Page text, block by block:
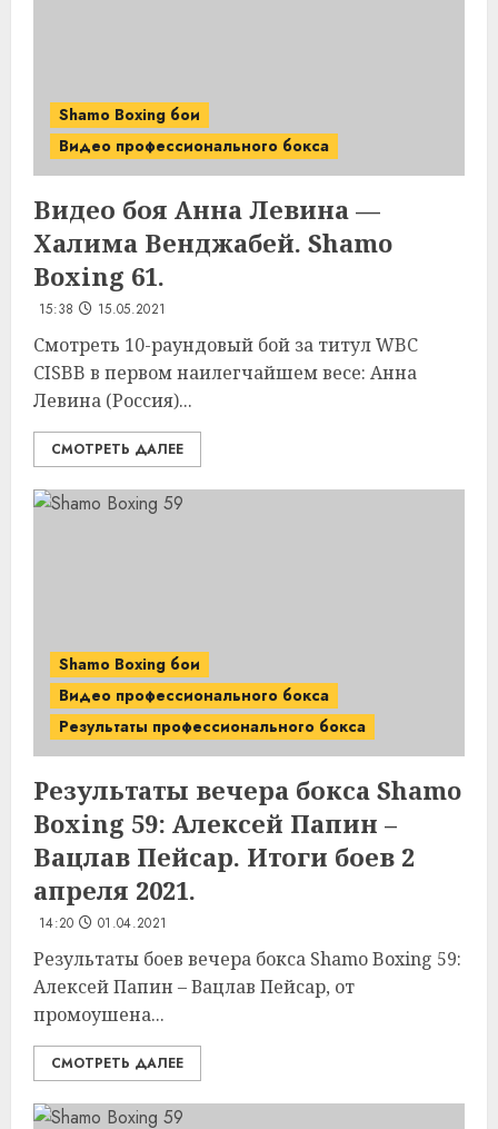
Shamo Boxing бои
Видео профессионального бокса
Видео боя Анна Левина —
Халима Венджабей. Shamo
Boxing 61.
15:38 15.05.2021
Смотреть 10-раундовый бой за титул WBC
CISBB в первом наилегчайшем весе: Анна
Левина (Россия)...
СМОТРЕТЬ ДАЛЕЕ
Shamo Boxing бои
Видео профессионального бокса
Результаты профессионального бокса
Результаты вечера бокса Shamo
Boxing 59: Алексей Папин –
Вацлав Пейсар. Итоги боев 2
апреля 2021.
14:20 01.04.2021
Результаты боев вечера бокса Shamo Boxing 59:
Алексей Папин – Вацлав Пейсар, от
промоушена...
СМОТРЕТЬ ДАЛЕЕ